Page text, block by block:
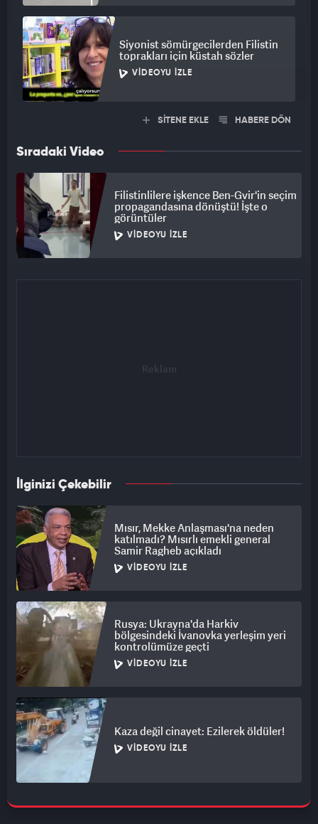
Siyonist sömürgecilerden Filistin
toprakları için küstah sözler
VIDEOYU İZLE
SİTENE EKLE HABERE DÖN
Sıradaki Video
Filistinlilere işkence Ben-Gvir'in seçim
propagandasına dönüştü! İşte o
görüntüler
VIDEOYU İZLE
İlginizi Çekebilir
Mısır, Mekke Anlaşması'na neden
katılmadı? Mısırlı emekli general
Samir Ragheb açıkladı
VIDEOYU İZLE
Rusya: Ukrayna'da Harkiv
bölgesindeki İvanovka yerleşim yeri
kontrolümüze geçti
VIDEOYU İZLE
Kaza değil cinayet: Ezilerek öldüler!
VIDEOYU İZLE